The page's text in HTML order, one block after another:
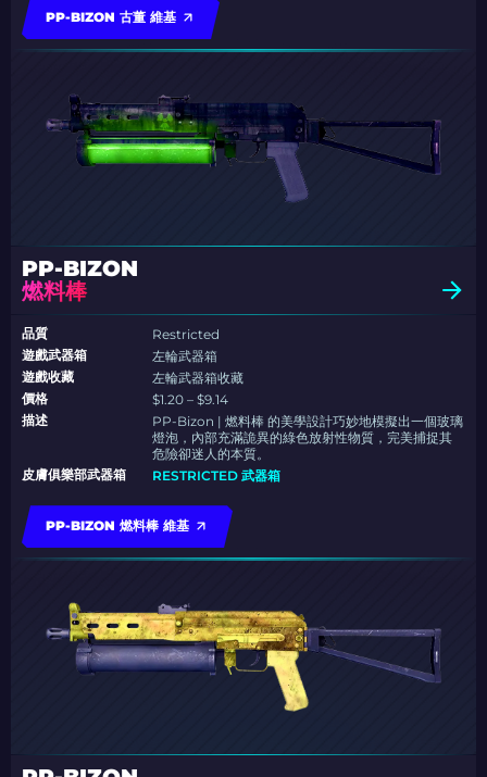
PP-BIZON 古董 維基
PP-BIZON
燃料棒
品質
Restricted
遊戲武器箱
左輪武器箱
遊戲收藏
左輪武器箱收藏
價格
$1.20 – $9.14
描述
PP-Bizon | 燃料棒 的美學設計巧妙地模擬出一個玻璃
燈泡，內部充滿詭異的綠色放射性物質，完美捕捉其
危險卻迷人的本質。
皮膚俱樂部武器箱
RESTRICTED 武器箱
PP-BIZON 燃料棒 維基